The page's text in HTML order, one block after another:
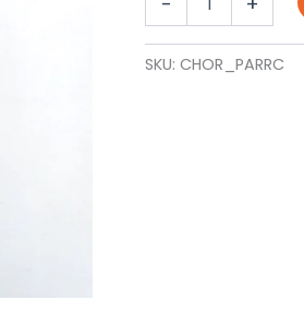
PARRILLERO
CELULOSA
SKU: CHOR_PARRC